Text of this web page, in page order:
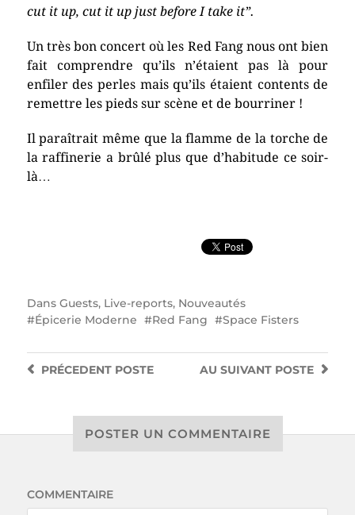
cut it up, cut it up just before I take it”.
Un très bon concert où les Red Fang nous ont bien
fait comprendre qu’ils n’étaient pas là pour
enfiler des perles mais qu’ils étaient contents de
remettre les pieds sur scène et de bourriner !
Il paraîtrait même que la flamme de la torche de
la raffinerie a brûlé plus que d’habitude ce soir-
là…
Dans Guests, Live-reports, Nouveautés
Épicerie Moderne
Red Fang Space Fisters
AU SUIVANT POSTE
PRÉCEDENTPOSTE
POSTER UN COMMENTAIRE
COMMENTAIRE